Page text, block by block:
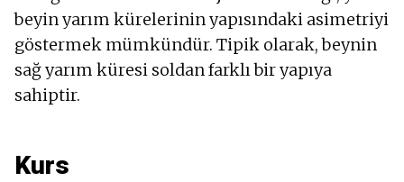
beyin yarım kürelerinin yapısındaki asimetriyi
göstermek mümkündür. Tipik olarak, beynin
sağ yarım küresi soldan farklı bir yapıya
sahiptir.
Kurs